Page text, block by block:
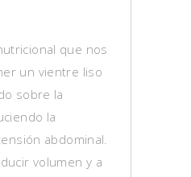
que nos
un vientre liso
sobre la
la
abdominal.
volumen y a